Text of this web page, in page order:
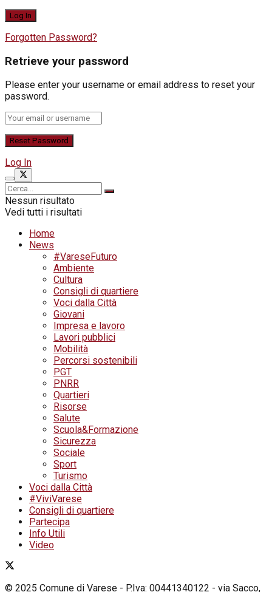
Forgotten Password?
Retrieve your password
Please enter your username or email address to reset your
password.
Log In
Nessun risultato
Vedi tutti i risultati
Home
News
#VareseFuturo
Ambiente
Cultura
Consigli di quartiere
Voci dalla Città
Giovani
Impresa e lavoro
Lavori pubblici
Mobilità
Percorsi sostenibili
PGT
PNRR
Quartieri
Risorse
Salute
Scuola&Formazione
Sicurezza
Sociale
Sport
Turismo
Voci dalla Città
#ViviVarese
Consigli di quartiere
Partecipa
Info Utili
Video
© 2025 Comune di Varese - P.Iva: 00441340122 - via Sacco,